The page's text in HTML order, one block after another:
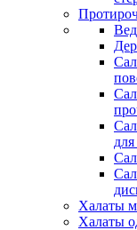
Халаты
Халаты